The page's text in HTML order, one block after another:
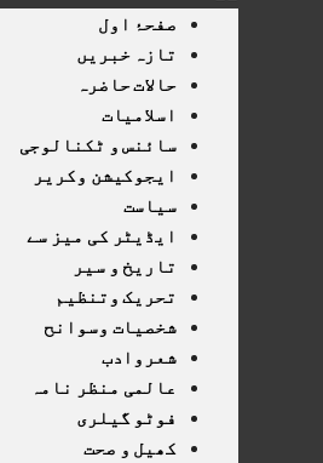
صفحۂ اول
تازہ خبریں
حالات حاضرہ
اسلامیات
سائنس و ٹکنالوجی
ایجوکیشن وکریر
سیاست
ایڈیٹر کی میز سے
تاریخ و سیر
تحریک وتنظیم
شخصیات وسوانح
شعروادب
عالمی منظر نامہ
فوٹو گیلری
کھیل و صحت